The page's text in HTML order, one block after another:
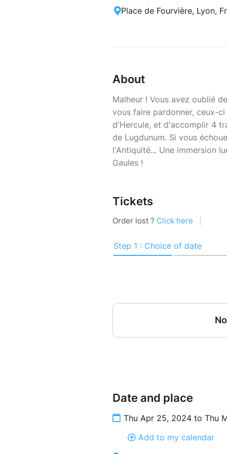
Place de Fourvière, Lyon,
About
Malheur ! Vous avez oublié
vous faire pardonner, ceux-
d'Hercule, et d'accomplir 4
de Lugdunum. Si vous
l'Antiquité... Une immersion
Gaules !
Tickets
Date and place
Thu Apr 25, 2024 to Thu
Add to my calendar